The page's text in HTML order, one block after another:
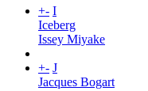
+- I
Iceberg
Issey Miyake
+- J
Jacques Bogart